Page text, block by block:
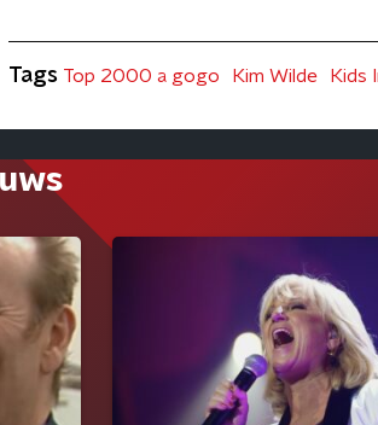
Tags Top 2000 a gogo Kim Wilde Kids